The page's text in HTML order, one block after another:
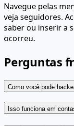
Navegue pelas
veja seguidores.
saber ou inserir a
ocorreu.
Perguntas
Como você pode
Isso funciona em